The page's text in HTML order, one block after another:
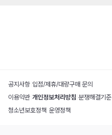
공지사항 입점/제휴/대량구매 문의
이용약관 개인정보처리방침 분쟁해결기준
청소년보호정책 운영정책